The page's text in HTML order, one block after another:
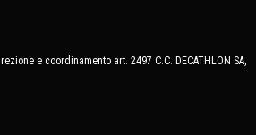
e coordinamento art. 2497 C.C. DECATHLON SA,